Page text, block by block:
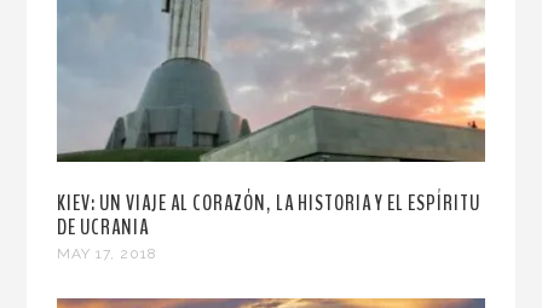
KIEV: UN VIAJE AL CORAZÓN, LA HISTORIA Y EL ESPÍRITU
DE UCRANIA
MAY 17, 2018